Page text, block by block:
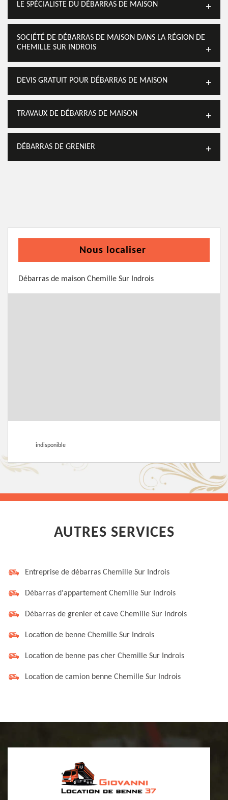
LE SPÉCIALISTE DU DÉBARRAS DE MAISON
SOCIÉTÉ DE DÉBARRAS DE MAISON DANS LA RÉGION DE
CHEMILLE SUR INDROIS
DEVIS GRATUIT POUR DÉBARRAS DE MAISON
TRAVAUX DE DÉBARRAS DE MAISON
DÉBARRAS DE GRENIER
Nous localiser
Débarras de maison Chemille Sur Indrois
indisponible
AUTRES SERVICES
Entreprise de débarras Chemille Sur Indrois
Débarras d'appartement Chemille Sur Indrois
Débarras de grenier et cave Chemille Sur Indrois
Location de benne Chemille Sur Indrois
Location de benne pas cher Chemille Sur Indrois
Location de camion benne Chemille Sur Indrois